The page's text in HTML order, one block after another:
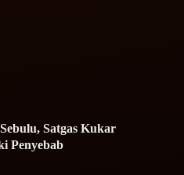
Satgas Kukar
Penyebab